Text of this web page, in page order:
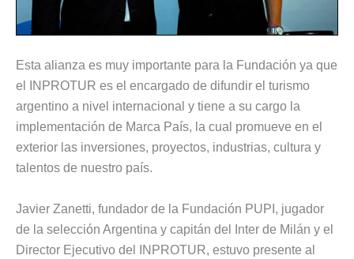
Esta alianza es muy importante para la Fundación ya que
el INPROTUR es el encargado de difundir el turismo
argentino a nivel internacional y tiene a su cargo la
implementación de Marca País, la cual promueve en el
exterior las inversiones, proyectos, industrias, cultura y
talentos de nuestro país.
Javier Zanetti, fundador de la Fundación PUPI, jugador
de la selección Argentina y capitán del Inter de Milán y el
Director Ejecutivo del INPROTUR, estuvo presente al